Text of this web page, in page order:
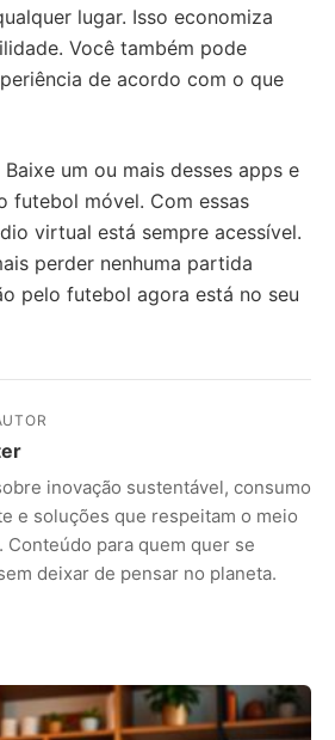
lugar. Isso economiza
Você também pode
de acordo com o que
um ou mais desses apps e
futebol móvel. Com essas
virtual está sempre acessível.
perder nenhuma partida
pelo futebol agora está no seu
inovação sustentável, consumo
e soluções que respeitam o meio
Conteúdo para quem quer se
deixar de pensar no planeta.